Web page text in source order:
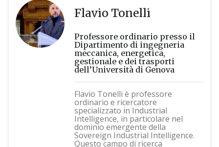
Flavio Tonelli
Professore ordinario presso il
Dipartimento di ingegneria
meccanica, energetica,
gestionale e dei trasporti
dell’Università di Genova
Flavio Tonelli è professore
ordinario e ricercatore
specializzato in Industrial
Intelligence, in particolare nel
dominio emergente della
Sovereign Industrial Intelligence.
Questo campo di ricerca